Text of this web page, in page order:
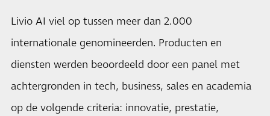
Livio AI viel op tussen meer dan 2.000
internationale genomineerden. Producten en
diensten werden beoordeeld door een panel met
achtergronden in tech, business, sales en academia
op de volgende criteria: innovatie, prestatie,